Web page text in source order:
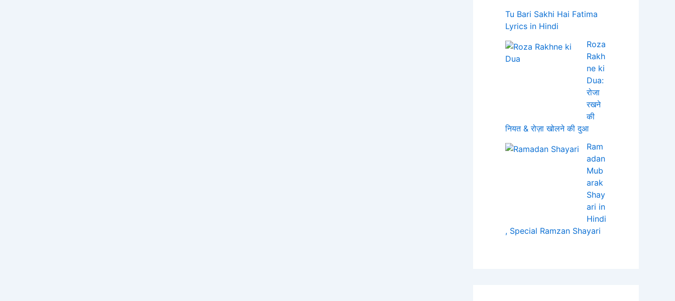
Tu Bari Sakhi Hai Fatima
Lyrics in Hindi
Roza
Rakh
ne ki
Dua:
रोजा
रखने
की
नियत & रोज़ा खोलने की दुआ
Ram
adan
Mub
arak
Shay
ari in
Hindi
, Special Ramzan Shayari